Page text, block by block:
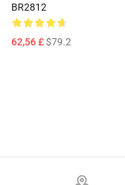
BR2812
62,56 £$79.2